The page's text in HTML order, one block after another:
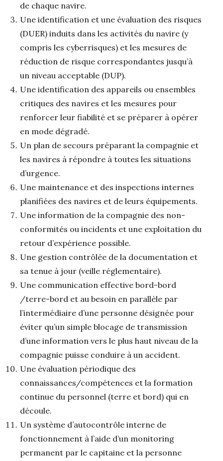
de chaque navire.
Une identification et une évaluation des risques
(DUER) induits dans les activités du navire (y
compris les cyberrisques) et les mesures de
réduction de risque correspondantes jusqu’à
un niveau acceptable (DUP).
Une identification des appareils ou ensembles
critiques des navires et les mesures pour
renforcer leur fiabilité et se préparer à opérer
en mode dégradé.
Un plan de secours préparant la compagnie et
les navires à répondre à toutes les situations
d’urgence.
Une maintenance et des inspections internes
planifiées des navires et de leurs équipements.
Une information de la compagnie des non-
conformités ou incidents et une exploitation du
retour d’expérience possible.
Une gestion contrôlée de la documentation et
sa tenue à jour (veille réglementaire).
Une communication effective bord-bord
/terre-bord et au besoin en parallèle par
l’intermédiaire d’une personne désignée pour
éviter qu’un simple blocage de transmission
d’une information vers le plus haut niveau de la
compagnie puisse conduire à un accident.
Une évaluation périodique des
connaissances/compétences et la formation
continue du personnel (terre et bord) qui en
découle.
Un système d’autocontrôle interne de
fonctionnement à l’aide d’un monitoring
permanent par le capitaine et la personne